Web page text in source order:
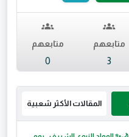
متابعهم
3
متابعهم
0
المقالات الأكثر شعبية